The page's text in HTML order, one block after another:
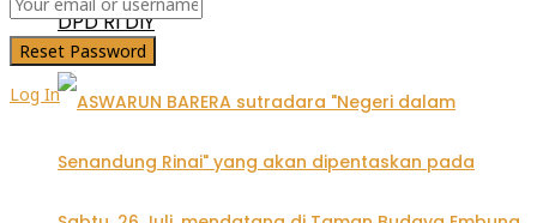
DPD RI DIY
Log In